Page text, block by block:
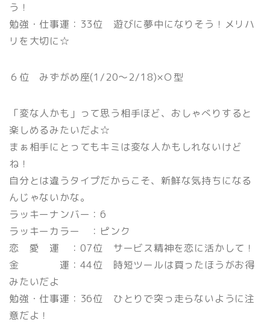
う！
勉強・仕事運：33位 遊びに夢中になりそう！メリハ
リを大切に☆
６位 みずがめ座(1/20〜2/18)×Ｏ型
「変な人かも」って思う相手ほど、おしゃべりすると
楽しめるみたいだよ☆
まぁ相手にとってもキミは変な人かもしれないけど
ね！
自分とは違うタイプだからこそ、新鮮な気持ちになる
んじゃないかな。
ラッキーナンバー：6
ラッキーカラー ：ピンク
恋 愛 運 ：07位 サービス精神を恋に活かして！
金 運：44位 時短ツールは買ったほうがお得
みたいだよ
勉強・仕事運：36位 ひとりで突っ走らないように注
意だよ！